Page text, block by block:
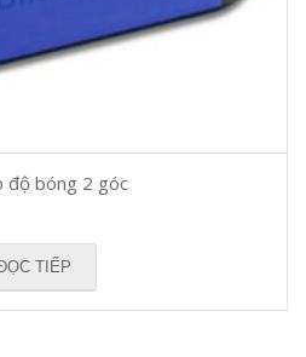
độ bóng 2 góc
TIẾP